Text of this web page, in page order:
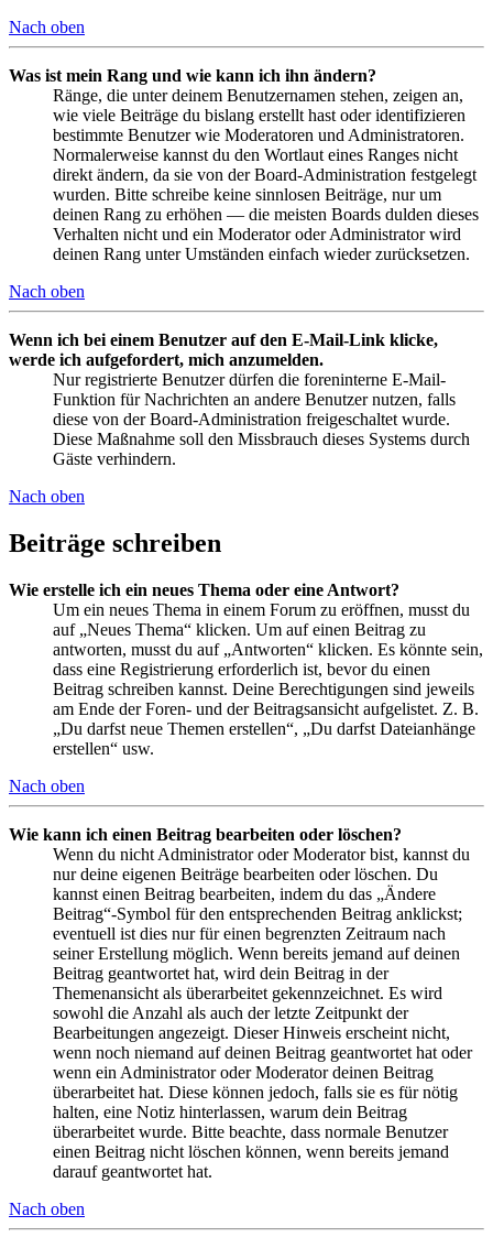
Nach oben
Was ist mein Rang und wie kann ich ihn ändern?
Ränge, die unter deinem Benutzernamen stehen, zeigen an,
wie viele Beiträge du bislang erstellt hast oder identifizieren
bestimmte Benutzer wie Moderatoren und Administratoren.
Normalerweise kannst du den Wortlaut eines Ranges nicht
direkt ändern, da sie von der Board-Administration festgelegt
wurden. Bitte schreibe keine sinnlosen Beiträge, nur um
deinen Rang zu erhöhen — die meisten Boards dulden dieses
Verhalten nicht und ein Moderator oder Administrator wird
deinen Rang unter Umständen einfach wieder zurücksetzen.
Nach oben
Wenn ich bei einem Benutzer auf den E-Mail-Link klicke,
werde ich aufgefordert, mich anzumelden.
Nur registrierte Benutzer dürfen die foreninterne E-Mail-
Funktion für Nachrichten an andere Benutzer nutzen, falls
diese von der Board-Administration freigeschaltet wurde.
Diese Maßnahme soll den Missbrauch dieses Systems durch
Gäste verhindern.
Nach oben
Beiträge schreiben
Wie erstelle ich ein neues Thema oder eine Antwort?
Um ein neues Thema in einem Forum zu eröffnen, musst du
auf „Neues Thema“ klicken. Um auf einen Beitrag zu
antworten, musst du auf „Antworten“ klicken. Es könnte sein,
dass eine Registrierung erforderlich ist, bevor du einen
Beitrag schreiben kannst. Deine Berechtigungen sind jeweils
am Ende der Foren- und der Beitragsansicht aufgelistet. Z. B.
„Du darfst neue Themen erstellen“, „Du darfst Dateianhänge
erstellen“ usw.
Nach oben
Wie kann ich einen Beitrag bearbeiten oder löschen?
Wenn du nicht Administrator oder Moderator bist, kannst du
nur deine eigenen Beiträge bearbeiten oder löschen. Du
kannst einen Beitrag bearbeiten, indem du das „Ändere
Beitrag“-Symbol für den entsprechenden Beitrag anklickst;
eventuell ist dies nur für einen begrenzten Zeitraum nach
seiner Erstellung möglich. Wenn bereits jemand auf deinen
Beitrag geantwortet hat, wird dein Beitrag in der
Themenansicht als überarbeitet gekennzeichnet. Es wird
sowohl die Anzahl als auch der letzte Zeitpunkt der
Bearbeitungen angezeigt. Dieser Hinweis erscheint nicht,
wenn noch niemand auf deinen Beitrag geantwortet hat oder
wenn ein Administrator oder Moderator deinen Beitrag
überarbeitet hat. Diese können jedoch, falls sie es für nötig
halten, eine Notiz hinterlassen, warum dein Beitrag
überarbeitet wurde. Bitte beachte, dass normale Benutzer
einen Beitrag nicht löschen können, wenn bereits jemand
darauf geantwortet hat.
Nach oben